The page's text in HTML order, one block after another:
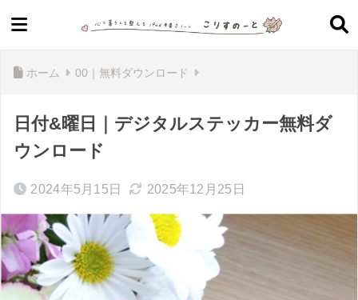
ホーム 00｜無料ダウンロード
日付&曜日｜デジタルステッカー無料ダ
ウンロード
2024年5月15日 2025年12月25日